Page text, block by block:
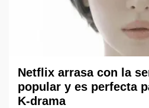
Netflix arrasa con la
popular y es perfecta
K-drama